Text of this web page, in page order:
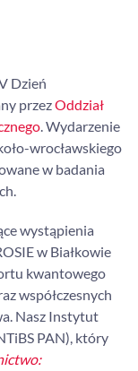
Dzień
przezOddział
. Wydarzenie
wrocławskiego
w badania
wystąpienia
w Białkowie
kwantowego
współczesnych
Nasz Instytut
PAN), który